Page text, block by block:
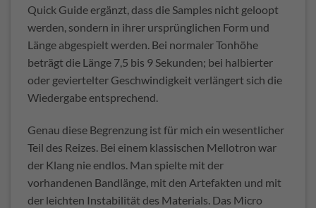
Quick Guide ergänzt, dass die Samples nicht geloopt
werden, sondern in ihrer ursprünglichen Form und
Länge abgespielt werden. Bei normaler Tonhöhe
beträgt die Länge 7,5 bis 9 Sekunden; bei halbierter
oder geviertelter Geschwindigkeit verlängert sich die
Wiedergabe entsprechend.
Genau diese Begrenzung ist für mich ein wesentlicher
Teil des Reizes. Bei einem klassischen Mellotron war
der Klang nie endlos. Man spielte mit der
vorhandenen Bandlänge, mit den Artefakten und mit
der leichten Instabilität des Materials. Das Micro